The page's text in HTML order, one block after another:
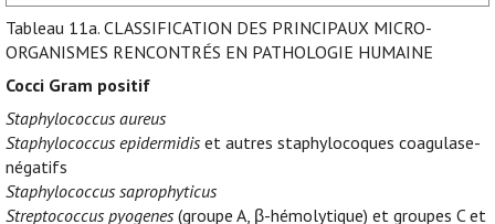
Tableau 11a. CLASSIFICATION DES PRINCIPAUX MICRO-
ORGANISMES RENCONTRÉS EN PATHOLOGIE HUMAINE
Cocci Gram positif
Staphylococcus aureus
Staphylococcus epidermidis et autres staphylocoques coagulase-
négatifs
Staphylococcus saprophyticus
Streptococcus pyogenes (groupe A, β-hémolytique) et groupes C et